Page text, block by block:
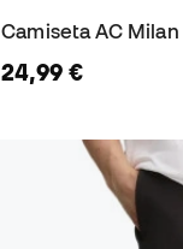
Camiseta AC
24,99 €